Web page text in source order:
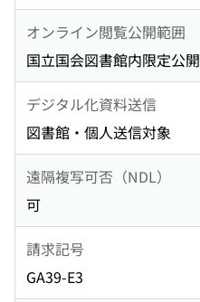
オンライン閲覧公開範囲
国立国会図書館内限定公開
デジタル化資料送信
図書館・個人送信対象
遠隔複写可否（NDL）
可
請求記号
GA39-E3